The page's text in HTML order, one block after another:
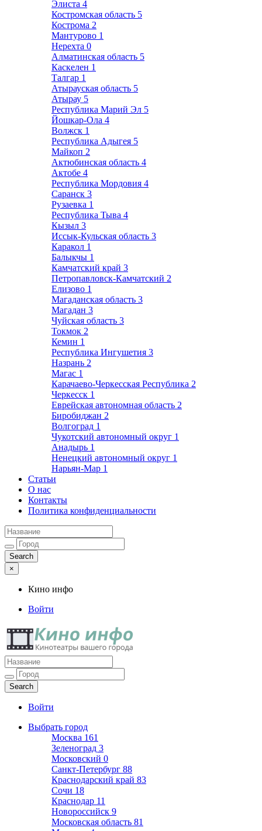
Элиста 4
Костромская область 5
Кострома 2
Мантурово 1
Нерехта 0
Алматинская область 5
Каскелен 1
Талгар 1
Атырауская область 5
Атырау 5
Республика Марий Эл 5
Йошкар-Ола 4
Волжск 1
Республика Адыгея 5
Майкоп 2
Актюбинская область 4
Актобе 4
Республика Мордовия 4
Саранск 3
Рузаевка 1
Республика Тыва 4
Кызыл 3
Иссык-Кульская область 3
Каракол 1
Балыкчы 1
Камчатский край 3
Петропавловск-Камчатский 2
Елизово 1
Магаданская область 3
Магадан 3
Чуйская область 3
Токмок 2
Кемин 1
Республика Ингушетия 3
Назрань 2
Магас 1
Карачаево-Черкесская Республика 2
Черкесск 1
Еврейская автономная область 2
Биробиджан 2
Волгоград 1
Чукотский автономный округ 1
Анадырь 1
Ненецкий автономный округ 1
Нарьян-Мар 1
Статьи
О нас
Контакты
Политика конфиденциальности
×
Кино инфо
Войти
Кино инфо
Кинотеатры вашего города
Войти
Выбрать город
Москва 161
Зеленоград 3
Московский 0
Санкт-Петербург 88
Краснодарский край 83
Сочи 18
Краснодар 11
Новороссийск 9
Московская область 81